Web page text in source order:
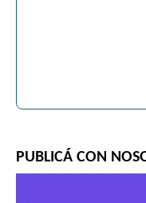
PUBLICÁ CON